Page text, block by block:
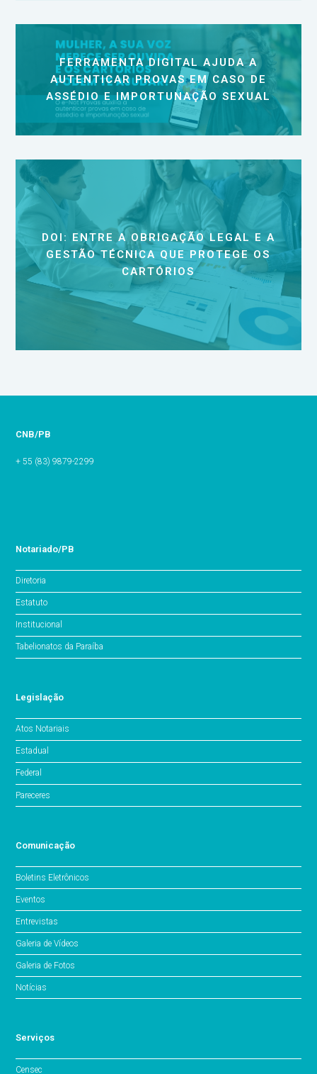
FERRAMENTA DIGITAL AJUDA A
AUTENTICAR PROVAS EM CASO DE
ASSÉDIO E IMPORTUNAÇÃO SEXUAL
DOI: ENTRE A OBRIGAÇÃO LEGAL E A
GESTÃO TÉCNICA QUE PROTEGE OS
CARTÓRIOS
CNB/PB
+ 55 (83) 9879-2299
Notariado/PB
Diretoria
Estatuto
Institucional
Tabelionatos da Paraíba
Legislação
Atos Notariais
Estadual
Federal
Pareceres
Comunicação
Boletins Eletrônicos
Eventos
Entrevistas
Galeria de Vídeos
Galeria de Fotos
Notícias
Serviços
Censec